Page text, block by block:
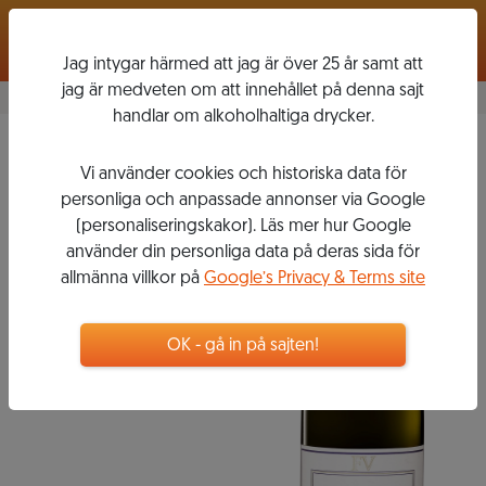
Francois Villard 2015
LE GRAND
VALLON
kr
Flaska, 750 ml
Jag intygar härmed att jag är över 25 år samt att
jag är medveten om att innehållet på denna sajt
handlar om alkoholhaltiga drycker.
Vi använder cookies och historiska data för
personliga och anpassade annonser via Google
(personaliseringskakor). Läs mer hur Google
använder din personliga data på deras sida för
allmänna villkor på Google’s Privacy & Terms site
OK - gå in på sajten!